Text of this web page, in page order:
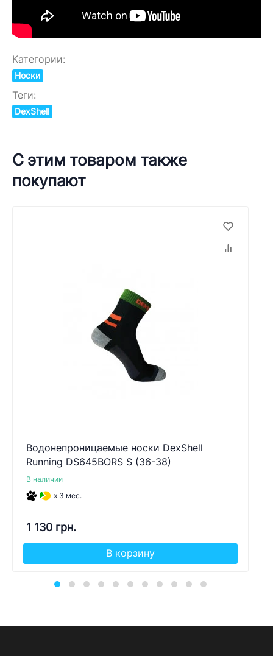
Категории:
Носки
Теги:
DexShell
С этим товаром также
покупают
Водонепроницаемые носки DexShell
Running DS645BORS S (36-38)
В наличии
x 3 мес.
1 130 грн.
В корзину